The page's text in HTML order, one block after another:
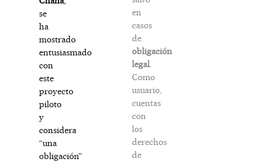
se
ha
mostrado
entusiasmado
con
este
proyecto
piloto
y
considera
“una
obligación”
en
casos
de
obligación
legal
Como
usuario,
cuentas
con
los
derechos
de